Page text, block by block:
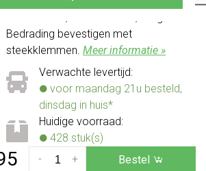
Bedrading bevestigen met
steekklemmen. Meer informatie »
Verwachte levertijd:
voor maandag 21u besteld,
dinsdag in huis*
Huidige voorraad:
428 stuk(s)
+
- Bestel